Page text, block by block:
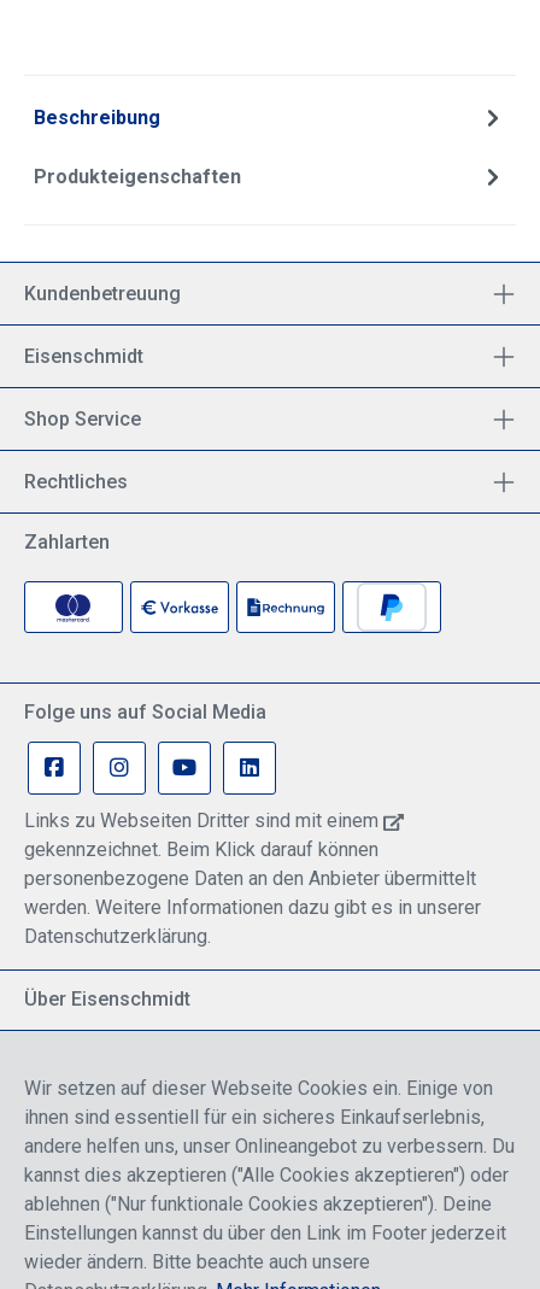
Beschreibung
Produkteigenschaften
Kundenbetreuung
Eisenschmidt
Shop Service
Rechtliches
Zahlarten
Folge uns auf Social Media
Links zu Webseiten Dritter sind mit einem
gekennzeichnet. Beim Klick darauf können
personenbezogene Daten an den Anbieter übermittelt
werden. Weitere Informationen dazu gibt es in unserer
Datenschutzerklärung.
Über Eisenschmidt
Breite Palette von Luftfahrtprodukten
Fokus auf Pilotenausbildung
Sicher einkaufen
Wir setzen auf dieser Webseite Cookies ein. Einige von
ihnen sind essentiell für ein sicheres Einkaufserlebnis,
andere helfen uns, unser Onlineangebot zu verbessern. Du
kannst dies akzeptieren ("Alle Cookies akzeptieren") oder
ablehnen ("Nur funktionale Cookies akzeptieren"). Deine
Einstellungen kannst du über den Link im Footer jederzeit
wieder ändern. Bitte beachte auch unsere